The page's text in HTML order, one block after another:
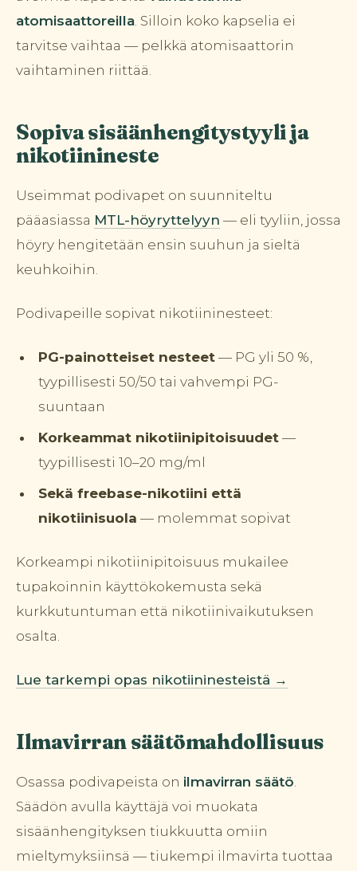
atomisaattoreilla . Silloin koko kapselia ei
tarvitse vaihtaa — pelkkä atomisaattorin
vaihtaminen riittää.
Sopiva sisäänhengitystyyli ja
nikotiinineste
Useimmat podivapet on suunniteltu
pääasiassa MTL-höyryttelyyn — eli tyyliin, jossa
höyry hengitetään ensin suuhun ja sieltä
keuhkoihin.
Podivapeille sopivat nikotiininesteet:
PG-painotteiset nesteet — PG yli 50 %,
tyypillisesti 50/50 tai vahvempi PG-
suuntaan
Korkeammat nikotiinipitoisuudet —
tyypillisesti 10–20 mg/ml
Sekä freebase-nikotiini että
nikotiinisuola — molemmat sopivat
Korkeampi nikotiinipitoisuus mukailee
tupakoinnin käyttökokemusta sekä
kurkkutuntuman että nikotiinivaikutuksen
osalta.
Lue tarkempi opas nikotiininesteistä →
Ilmavirran säätömahdollisuus
Osassa podivapeista on ilmavirran säätö
Säädön avulla käyttäjä voi muokata
sisäänhengityksen tiukkuutta omiin
mieltymyksiinsä — tiukempi ilmavirta tuottaa